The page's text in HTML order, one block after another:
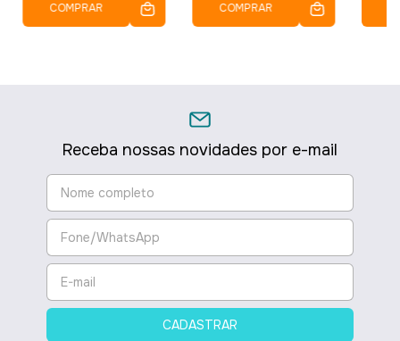
COMPRAR COMPRAR
Receba nossas novidades por e-mail